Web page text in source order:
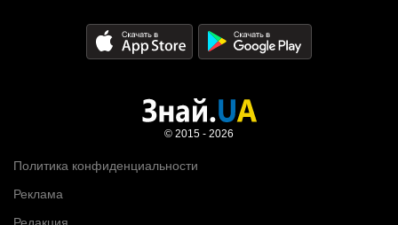
Политика конфиденциальности
Реклама
© 2015 - 2026